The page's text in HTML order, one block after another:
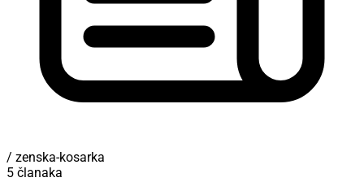
/ zenska-kosarka
5 članaka